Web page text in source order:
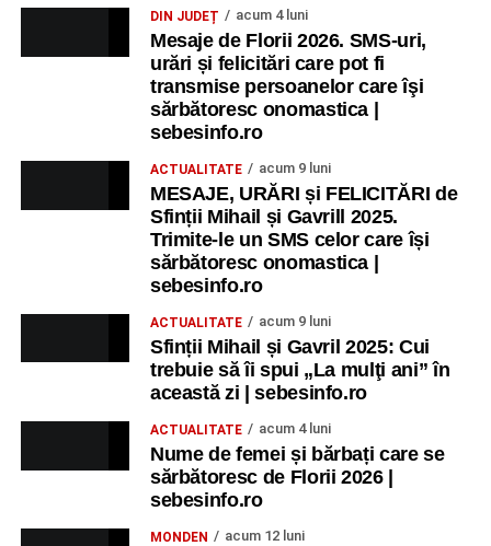
DIN JUDEȚ acum 4 luni
Mesaje de Florii 2026. SMS-uri,
urări și felicitări care pot fi
transmise persoanelor care îşi
sărbătoresc onomastica |
sebesinfo.ro
ACTUALITATE acum 9 luni
MESAJE, URĂRI și FELICITĂRI de
Sfinții Mihail și Gavrill 2025.
Trimite-le un SMS celor care își
sărbătoresc onomastica |
sebesinfo.ro
ACTUALITATE acum 9 luni
Sfinții Mihail și Gavril 2025: Cui
trebuie să îi spui „La mulţi ani” în
această zi | sebesinfo.ro
ACTUALITATE acum 4 luni
Nume de femei și bărbați care se
sărbătoresc de Florii 2026 |
sebesinfo.ro
MONDEN acum 12 luni